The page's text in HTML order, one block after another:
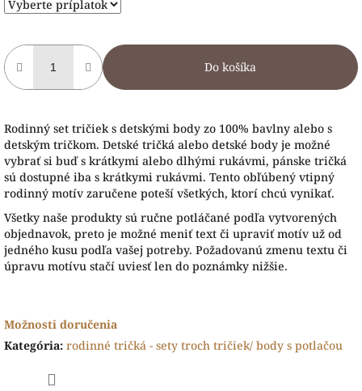
Do košíka
Rodinný set tričiek s detskými body zo 100% bavlny alebo s
detským tričkom. Detské tričká alebo detské body je možné
vybrať si buď s krátkymi alebo dlhými rukávmi, pánske tričká
sú dostupné iba s krátkymi rukávmi. Tento obľúbený vtipný
rodinný motív zaručene poteší všetkých, ktorí chcú vynikať.
Všetky naše produkty sú ručne potláčané podľa vytvorených
objednavok, preto je možné meniť text či upraviť motív už od
jedného kusu podľa vašej potreby. Požadovanú zmenu textu či
úpravu motívu stačí uviesť len do poznámky nižšie.
Možnosti doručenia
Kategória: rodinné tričká - sety troch tričiek/ body s potlačou